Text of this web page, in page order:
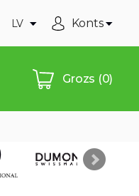
LV Konts
Grozs (0)